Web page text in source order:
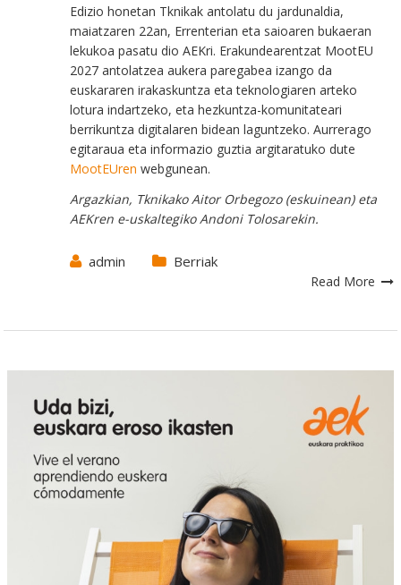
Edizio honetan Tknikak antolatu du jardunaldia,
maiatzaren 22an, Errenterian eta saioaren bukaeran
lekukoa pasatu dio AEKri. Erakundearentzat MootEU
2027 antolatzea aukera paregabea izango da
euskararen irakaskuntza eta teknologiaren arteko
lotura indartzeko, eta hezkuntza-komunitateari
berrikuntza digitalaren bidean laguntzeko. Aurrerago
egitaraua eta informazio guztia argitaratuko dute
MootEUren webgunean.
Argazkian, Tknikako Aitor Orbegozo (eskuinean) eta
AEKren e-uskaltegiko Andoni Tolosarekin.
admin Berriak
Read More